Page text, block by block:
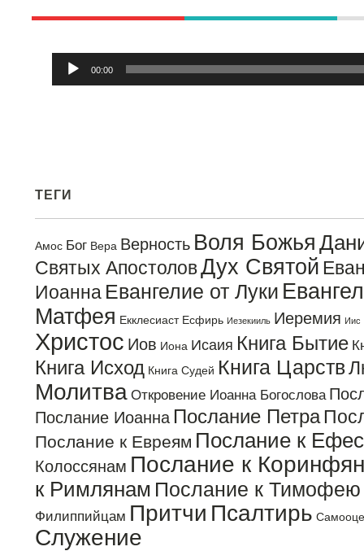
Аудиоплеер
00:00
ТЕГИ
Амос Бог Вера Верность Воля Божья
Святых АпостоловДух Святой
Иоанна Евангелие от Луки
Матфея Екклесиаст Есфирь Иезекииль Иеремия Иис
Христос Иов Иона Исаия Книга Бытие
Книга Исход Книга Судей Книга Царств
Молитва Откровение Иоанна Богослова
Послание Иоанна Послание Петра
Послание к Евреям Послание к
Колоссянам Послание к
к Римлянам Послание к Тимофею
Филиппийцам Притчи Псалтирь
Служение